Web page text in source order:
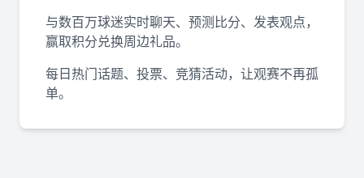
与数百万球迷实时聊天、预测比分、发表观点，
赢取积分兑换周边礼品。
每日热门话题、投票、竞猜活动，让观赛不再孤
单。